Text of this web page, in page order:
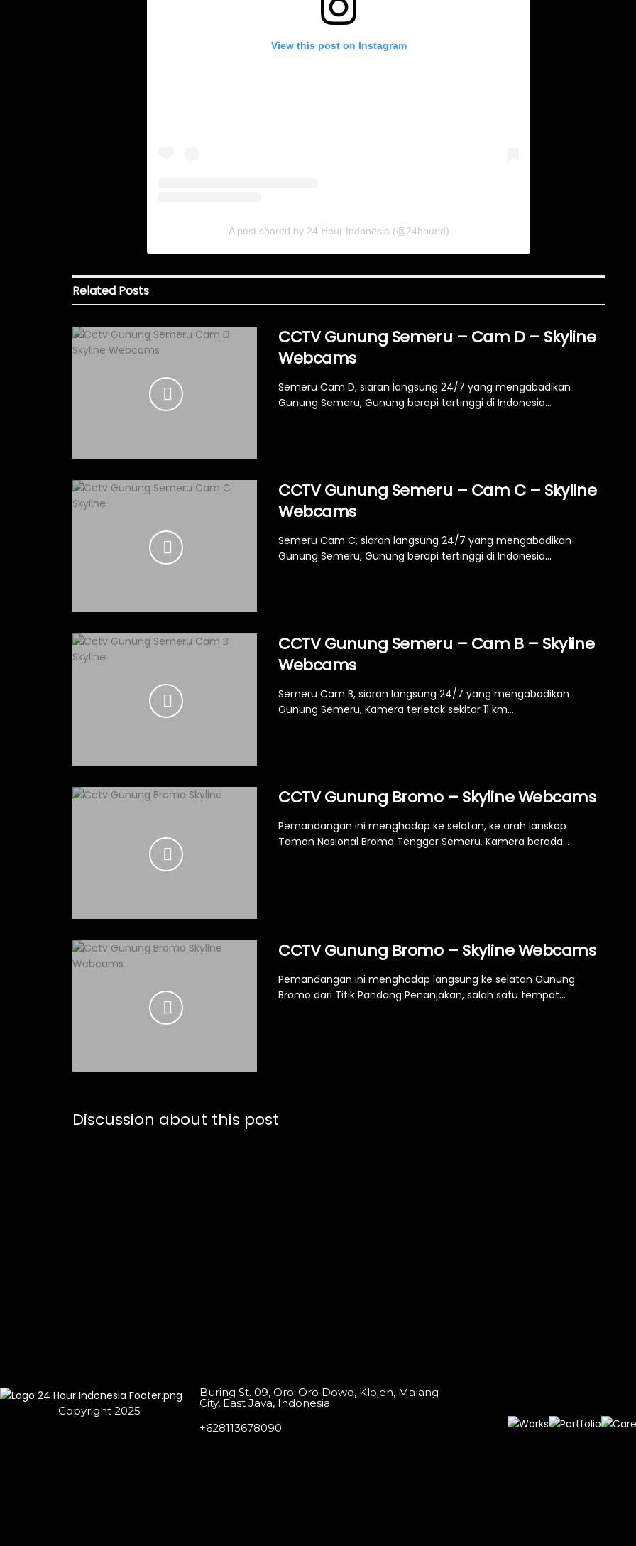
View this post on Instagram
A post shared by 24 Hour Indonesia (@24hourid)
Related Posts
CCTV Gunung Semeru – Cam D – Skyline
Webcams
Semeru Cam D, siaran langsung 24/7 yang mengabadikan
Gunung Semeru, Gunung berapi tertinggi di Indonesia...
CCTV Gunung Semeru – Cam C – Skyline
Webcams
Semeru Cam C, siaran langsung 24/7 yang mengabadikan
Gunung Semeru, Gunung berapi tertinggi di Indonesia...
CCTV Gunung Semeru – Cam B – Skyline
Webcams
Semeru Cam B, siaran langsung 24/7 yang mengabadikan
Gunung Semeru, Kamera terletak sekitar 11 km...
CCTV Gunung Bromo – Skyline Webcams
Pemandangan ini menghadap ke selatan, ke arah lanskap
Taman Nasional Bromo Tengger Semeru. Kamera berada...
CCTV Gunung Bromo – Skyline Webcams
Pemandangan ini menghadap langsung ke selatan Gunung
Bromo dari Titik Pandang Penanjakan, salah satu tempat...
Discussion about this post
Copyright 2025
Buring St. 09, Oro-Oro Dowo, Klojen, Malang
City, East Java, Indonesia
+628113678090